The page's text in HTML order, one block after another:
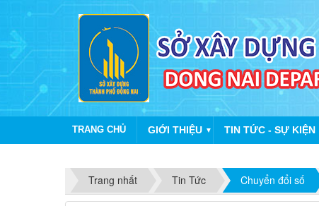
TRANG CHỦ GIỚI THIỆU ▼ TIN TỨC - SỰ KIỆN
Trang nhất
Tin Tức Chuyển đổi số